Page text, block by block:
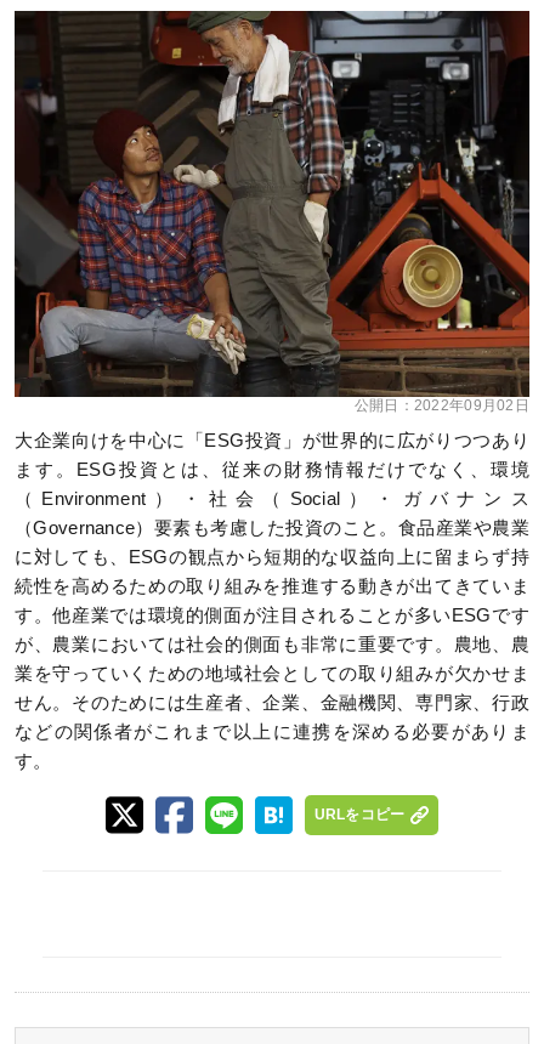
公開日： 2022年09月02日
大企業向けを中心に「ESG投資」が世界的に広がりつつあり
ます。ESG投資とは、従来の財務情報だけでなく、環境
（Environment）・社会（Social）・ガバナンス
（Governance）要素も考慮した投資のこと。食品産業や農業
に対しても、ESGの観点から短期的な収益向上に留まらず持
続性を高めるための取り組みを推進する動きが出てきていま
す。他産業では環境的側面が注目されることが多いESGです
が、農業においては社会的側面も非常に重要です。農地、農
業を守っていくための地域社会としての取り組みが欠かせま
せん。そのためには生産者、企業、金融機関、専門家、行政
などの関係者がこれまで以上に連携を深める必要がありま
す。
URLをコピー